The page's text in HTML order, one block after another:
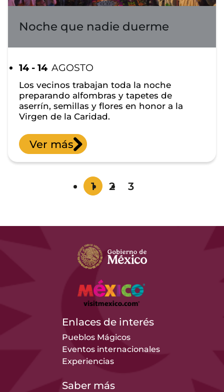
Noche que nadie duerme
14 - 14 AGOSTO
Los vecinos trabajan toda la noche
preparando alfombras y tapetes de
aserrín, semillas y flores en honor a la
Virgen de la Caridad.
Ver más
1 2 3
Enlaces de interés
Pueblos Mágicos
Eventos internacionales
Experiencias
Saber más